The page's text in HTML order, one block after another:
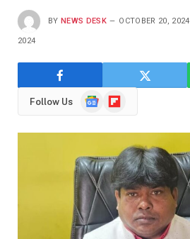
BY NEWS DESK OCTOBER 20, 2024
2024
Follow Us
GoogleFlipboard